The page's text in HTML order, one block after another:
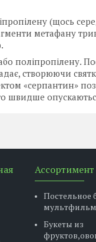
(щось
метафану
поліпропілену.
створюючи
«серпантин»
швидше
Ассортимент
Постельное
Букеты из